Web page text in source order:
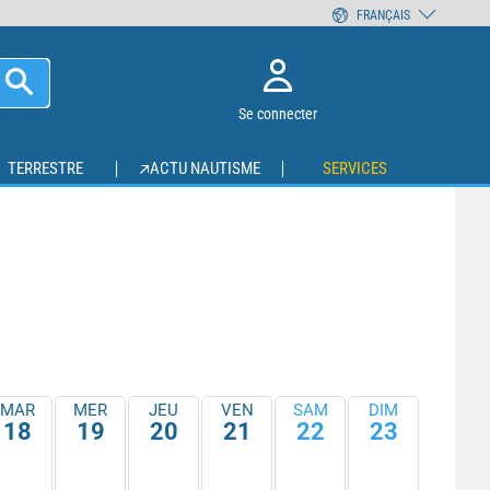
Se connecter
TERRESTRE ACTU NAUTISME SERVICES
MAR
18
MER
19
JEU
20
VEN
21
SAM
22
DIM
23
FRANÇAIS